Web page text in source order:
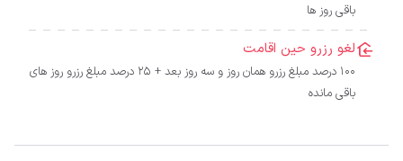
باقی روز ها
لغو رزرو حین اقامت
100 درصد مبلغ رزرو همان روز و سه روز بعد + 25 درصد مبلغ رزرو روز های
باقی مانده